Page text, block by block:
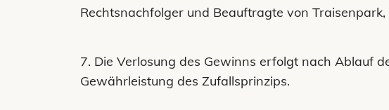
Rechtsnachfolger und Beauftragte von
7. Die Verlosung des Gewinns erfolgt nach Ablauf
Gewährleistung des Zufallsprinzips.